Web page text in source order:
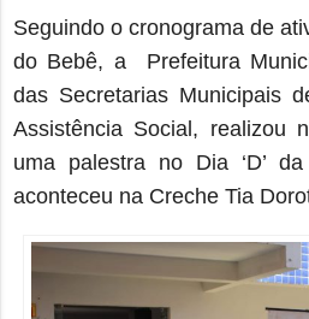
Seguindo o cronograma de
do Bebê, a
Prefeitura
das Secretarias Municipais
Assistência Social, realizou
uma palestra no Dia ‘D’
aconteceu na Creche Tia